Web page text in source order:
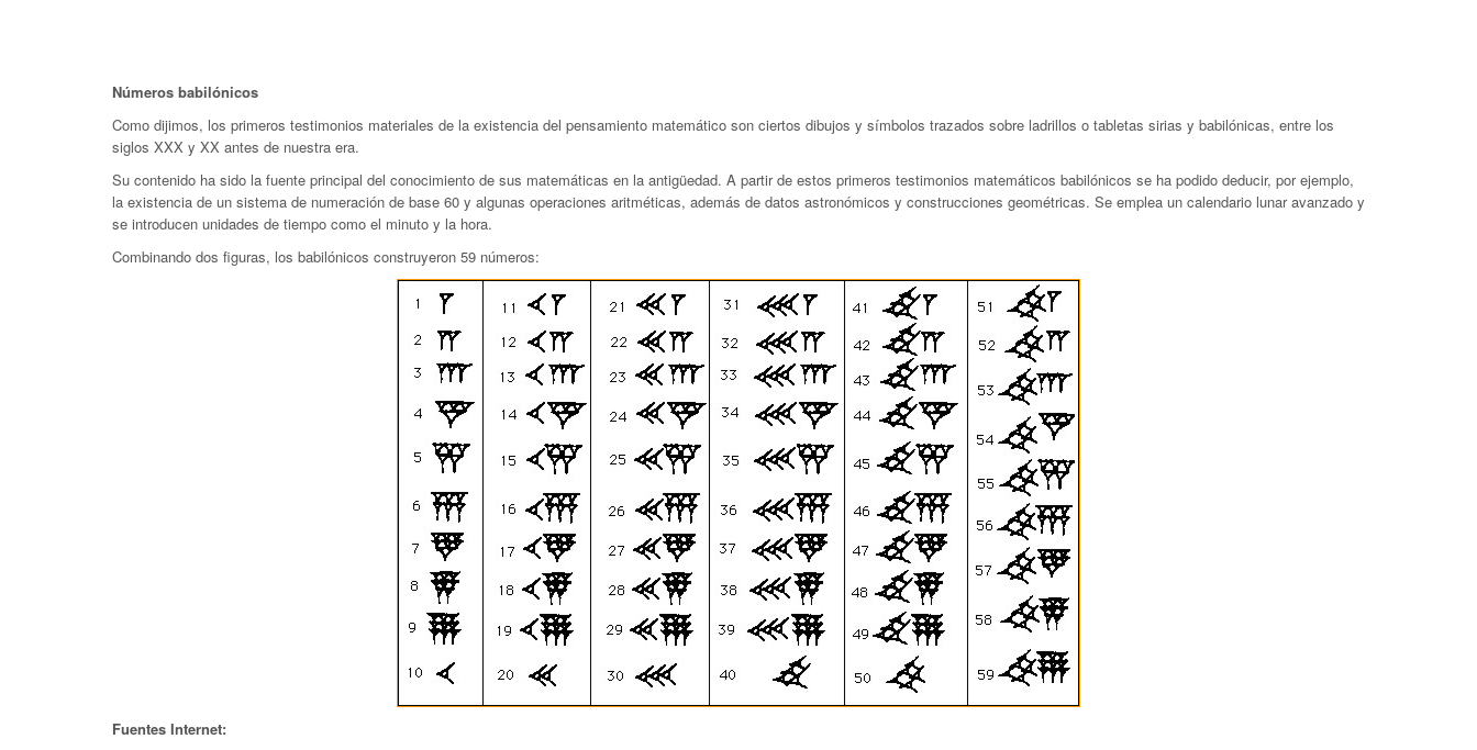
Números babilónicos
Como dijimos, los primeros testimonios materiales de la existencia del pensamiento matemático son ciertos dibujos y símbolos trazados sobre ladrillos o tabletas sirias y babilónicas, entre los
siglos XXX y XX antes de nuestra era.
Su contenido ha sido la fuente principal del conocimiento de sus matemáticas en la antigüedad. A partir de estos primeros testimonios matemáticos babilónicos se ha podido deducir, por ejemplo,
la existencia de un sistema de numeración de base 60 y algunas operaciones aritméticas, además de datos astronómicos y construcciones geométricas. Se emplea un calendario lunar avanzado y
se introducen unidades de tiempo como el minuto y la hora.
Combinando dos figuras, los babilónicos construyeron 59 números:
Fuentes Internet: